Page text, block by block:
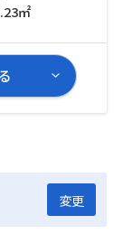
㎡
変更